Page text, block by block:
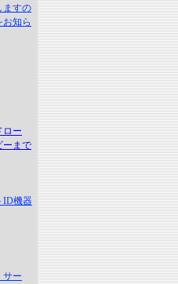
ますの
知ら
ロー
ーまで
ID機器
サー